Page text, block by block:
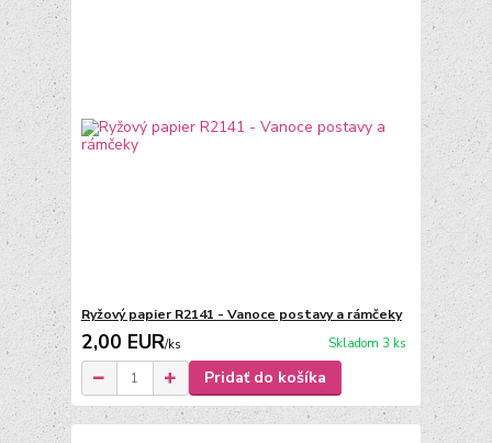
Ryžový papier R2141 - Vanoce postavy a rámčeky
2,00 EUR/ks Skladom 3 ks
Pridať do košíka